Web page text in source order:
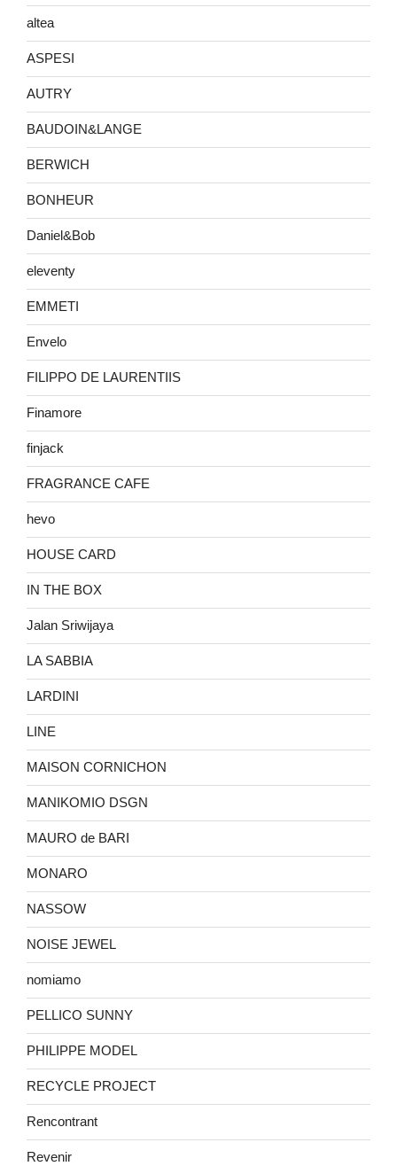
altea
ASPESI
AUTRY
BAUDOIN&LANGE
BERWICH
BONHEUR
Daniel&Bob
eleventy
EMMETI
Envelo
FILIPPO DE LAURENTIIS
Finamore
finjack
FRAGRANCE CAFE
hevo
HOUSE CARD
IN THE BOX
Jalan Sriwijaya
LA SABBIA
LARDINI
LINE
MAISON CORNICHON
MANIKOMIO DSGN
MAURO de BARI
MONARO
NASSOW
NOISE JEWEL
nomiamo
PELLICO SUNNY
PHILIPPE MODEL
RECYCLE PROJECT
Rencontrant
Revenir